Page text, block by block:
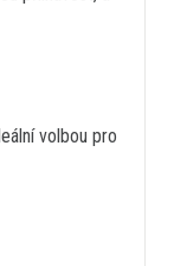
volbou pro